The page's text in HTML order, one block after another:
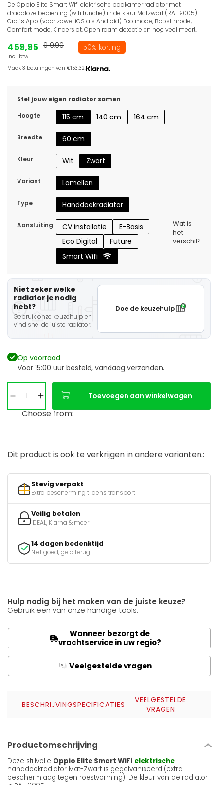
De Oppio Elite Smart Wifi elektrische badkamer radiator met
draadloze bediening (wifi functie) in de kleur Matzwart (RAL 9005).
Gratis App (voor zowel iOS als Android) Eco mode, Boost mode,
Comfort mode, Kinderslot, Open raam detectie en nog veel meer!..
459,95
Incl. btw
919,90 50% korting
Maak 3 betalingen van €153,32.
Stel jouw eigen radiator samen
Hoogte
115 cm 140 cm 164 cm
Breedte 60 cm
Kleur Wit Zwart
Variant Lamellen
Type Handdoekradiator
Aansluiting CV installatie
E-Basis
Eco Digital
Future
Smart Wifi
Wat is
het
verschil?
Niet zeker welke
radiator je nodig
hebt?
Gebruik onze keuzehulp en
vind snel de juiste radiator.
Doe de keuzehulp
Op voorraad
Voor 15:00 uur besteld, vandaag verzonden.
Toevoegen aan winkelwagen
Choose from:
Dit product is ook te verkrijgen in andere varianten.:
Stevig verpakt
Extra bescherming tijdens transport
Veilig betalen
iDEAL, Klarna & meer
14 dagen bedenktijd
Niet goed, geld terug
Hulp nodig bij het maken van de juiste keuze?
Gebruik een van onze handige tools.
Wanneer bezorgt de
vrachtservice in uw regio?
Q Veelgestelde vragen
BESCHRIJVINGSPECIFICATIES
VEELGESTELDE
VRAGEN
Productomschrijving
Deze stijlvolle Oppio Elite Smart WiFi elektrische
handdoekradiator Mat-Zwart is gegalvaniseerd (extra
beschermlaag tegen roestvorming). De kleur van de radiator